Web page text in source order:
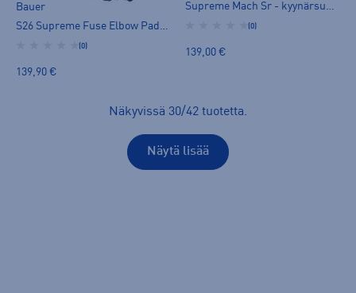
Bauer
S26 Supreme Fuse Elbow Pad-sr - kyynärsuoja
(0)
139,90 €
Supreme Mach Sr - kyynärsuoja
(0)
139,00 €
Näkyvissä 30/42 tuotetta.
Näytä lisää